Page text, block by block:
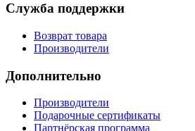
Служба поддержки
Возврат товара
Производители
Дополнительно
Производители
Подарочные сертификаты
Партнёрская программа